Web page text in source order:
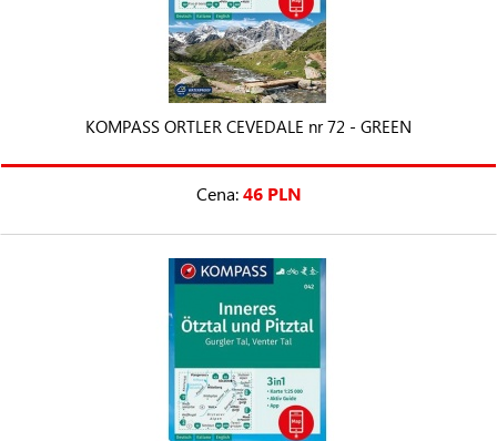
KOMPASS ORTLER CEVEDALE nr 72 - GREEN
Cena:46 PLN